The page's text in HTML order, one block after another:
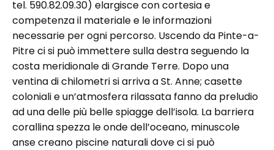
tel. 590.82.09.30) elargisce con cortesia e
competenza il materiale e le informazioni
necessarie per ogni percorso. Uscendo da Pinte-a-
Pitre ci si può immettere sulla destra seguendo la
costa meridionale di Grande Terre. Dopo una
ventina di chilometri si arriva a St. Anne; casette
coloniali e un’atmosfera rilassata fanno da preludio
ad una delle più belle spiagge dell’isola. La barriera
corallina spezza le onde dell’oceano, minuscole
anse creano piscine naturali dove ci si può